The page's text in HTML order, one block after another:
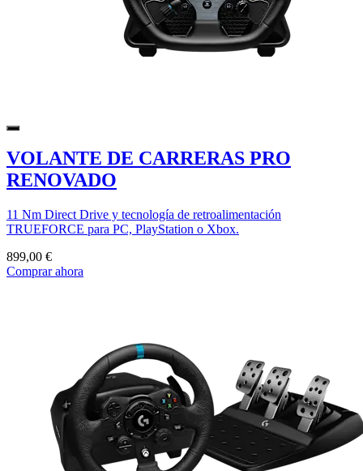
VOLANTE DE CARRERAS PRO
RENOVADO
11 Nm Direct Drive y tecnología de retroalimentación
TRUEFORCE para PC, PlayStation o Xbox.
899,00 €
Comprar ahora